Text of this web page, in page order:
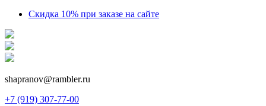
Скидка 10% при заказе на сайте
shapranov@rambler.ru
+7 (919) 307-77-00